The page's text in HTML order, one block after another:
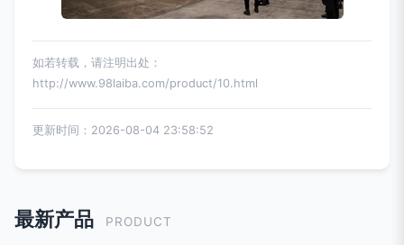
如若转载，请注明出处：
http://www.98laiba.com/product/10.html
更新时间：2026-08-04 23:58:52
最新产品 PRODUCT